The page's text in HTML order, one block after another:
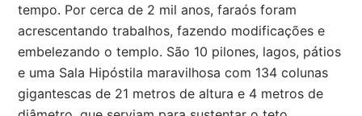
tempo. Por cerca de 2 mil anos, faraós foram
acrescentando trabalhos, fazendo modificações e
embelezando o templo. São 10 pilones, lagos, pátios
e uma Sala Hipóstila maravilhosa com 134 colunas
gigantescas de 21 metros de altura e 4 metros de